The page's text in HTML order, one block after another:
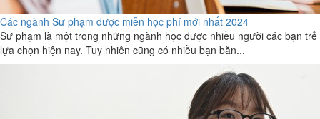
Các ngành Sư phạm được miễn học phí mới nhất 2024
Sư phạm là một trong những ngành học được nhiều người các bạn trẻ
lựa chọn hiện nay. Tuy nhiên cũng có nhiều bạn băn...